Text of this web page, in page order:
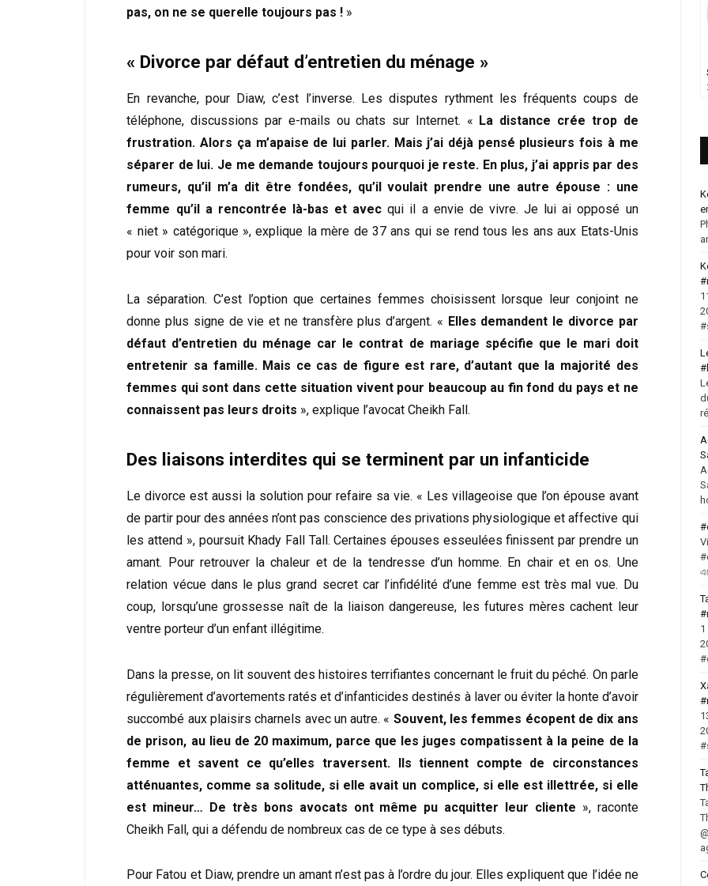
pas, on ne se querelle toujours pas ! »
« Divorce par défaut d’entretien du ménage »
En revanche, pour Diaw, c’est l’inverse. Les disputes rythment les fréquents coups de
téléphone, discussions par e-mails ou chats sur Internet. « La distance crée trop de
frustration. Alors ça m’apaise de lui parler. Mais j’ai déjà pensé plusieurs fois à me
séparer de lui. Je me demande toujours pourquoi je reste. En plus, j’ai appris par des
rumeurs, qu’il m’a dit être fondées, qu’il voulait prendre une autre épouse : une
femme qu’il a rencontrée là-bas et avec qui il a envie de vivre. Je lui ai opposé un
« niet » catégorique », explique la mère de 37 ans qui se rend tous les ans aux Etats-Unis
pour voir son mari.
La séparation. C’est l’option que certaines femmes choisissent lorsque leur conjoint ne
donne plus signe de vie et ne transfère plus d’argent. « Elles demandent le divorce par
défaut d’entretien du ménage car le contrat de mariage spécifie que le mari doit
entretenir sa famille. Mais ce cas de figure est rare, d’autant que la majorité des
femmes qui sont dans cette situation vivent pour beaucoup au fin fond du pays et ne
connaissent pas leurs droits », explique l’avocat Cheikh Fall.
Des liaisons interdites qui se terminent par un infanticide
Le divorce est aussi la solution pour refaire sa vie. « Les villageoise que l’on épouse avant
de partir pour des années n’ont pas conscience des privations physiologique et affective qui
les attend », poursuit Khady Fall Tall. Certaines épouses esseulées finissent par prendre un
amant. Pour retrouver la chaleur et de la tendresse d’un homme. En chair et en os. Une
relation vécue dans le plus grand secret car l’infidélité d’une femme est très mal vue. Du
coup, lorsqu’une grossesse naît de la liaison dangereuse, les futures mères cachent leur
ventre porteur d’un enfant illégitime.
Dans la presse, on lit souvent des histoires terrifiantes concernant le fruit du péché. On parle
régulièrement d’avortements ratés et d’infanticides destinés à laver ou éviter la honte d’avoir
succombé aux plaisirs charnels avec un autre. « Souvent, les femmes écopent de dix ans
de prison, au lieu de 20 maximum, parce que les juges compatissent à la peine de la
femme et savent ce qu’elles traversent. Ils tiennent compte de circonstances
atténuantes, comme sa solitude, si elle avait un complice, si elle est illettrée, si elle
est mineur… De très bons avocats ont même pu acquitter leur cliente », raconte
Cheikh Fall, qui a défendu de nombreux cas de ce type à ses débuts.
Pour Fatou et Diaw, prendre un amant n’est pas à l’ordre du jour. Elles expliquent que l’idée ne